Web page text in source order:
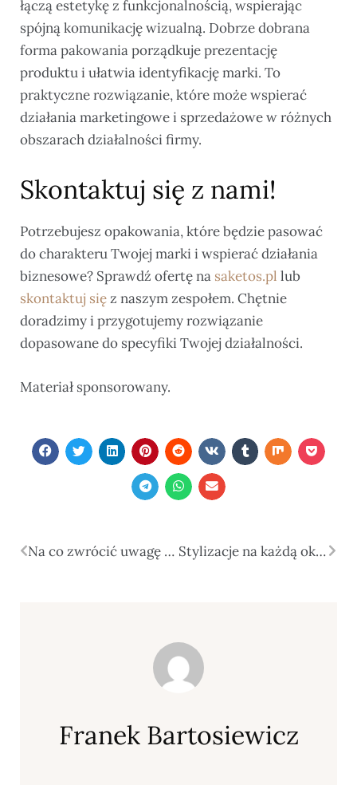
łączą estetykę z funkcjonalnością, wspierając
spójną komunikację wizualną. Dobrze dobrana
forma pakowania porządkuje prezentację
produktu i ułatwia identyfikację marki. To
praktyczne rozwiązanie, które może wspierać
działania marketingowe i sprzedażowe w różnych
obszarach działalności firmy.
Skontaktuj się z nami!
Potrzebujesz opakowania, które będzie pasować
do charakteru Twojej marki i wspierać działania
biznesowe? Sprawdź ofertę na saketos.pl lub
skontaktuj sięz naszym zespołem. Chętnie
doradzimy i przygotujemy rozwiązanie
dopasowane do specyfiki Twojej działalności.
Materiał sponsorowany.
Na co zwrócić uwagę przy wyborze aparatu słuchowego? Stylizacje na każdą okazję – jak stworzyć look łączący wygodę i elegancję?
Franek Bartosiewicz